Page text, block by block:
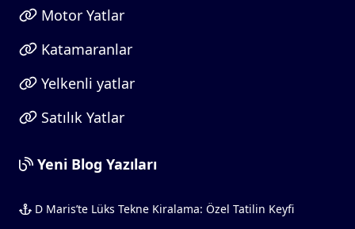
Motor Yatlar
Katamaranlar
Yelkenli yatlar
Satılık Yatlar
Yeni Blog Yazıları
D Maris’te Lüks Tekne Kiralama: Özel Tatilin Keyfi